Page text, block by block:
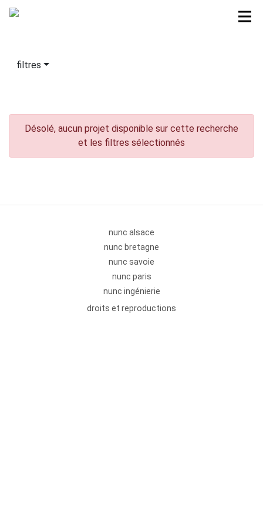
filtres
Désolé, aucun projet disponible sur cette recherche
et les filtres sélectionnés
nunc alsace
nunc bretagne
nunc savoie
nunc paris
nunc ingénierie
droits et reproductions